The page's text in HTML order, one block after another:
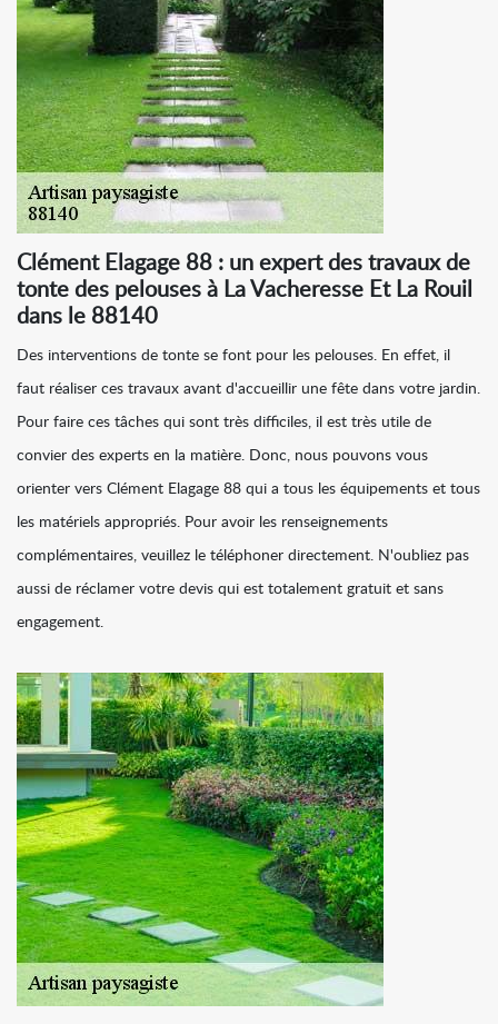
Clément Elagage 88 : un expert des travaux de
tonte des pelouses à La Vacheresse Et La Rouil
dans le 88140
Des interventions de tonte se font pour les pelouses. En effet, il
faut réaliser ces travaux avant d'accueillir une fête dans votre jardin.
Pour faire ces tâches qui sont très difficiles, il est très utile de
convier des experts en la matière. Donc, nous pouvons vous
orienter vers Clément Elagage 88 qui a tous les équipements et tous
les matériels appropriés. Pour avoir les renseignements
complémentaires, veuillez le téléphoner directement. N'oubliez pas
aussi de réclamer votre devis qui est totalement gratuit et sans
engagement.